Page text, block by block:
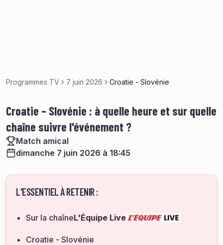
Programmes TV 7 juin 2026 Croatie - Slovénie
Croatie – Slovénie : à quelle heure et sur quelle
chaîne suivre l'événement ?
Match amical
dimanche 7 juin 2026 à 18:45
L'ESSENTIEL À RETENIR :
Sur la chaîneL'Équipe Live
Croatie - Slovénie